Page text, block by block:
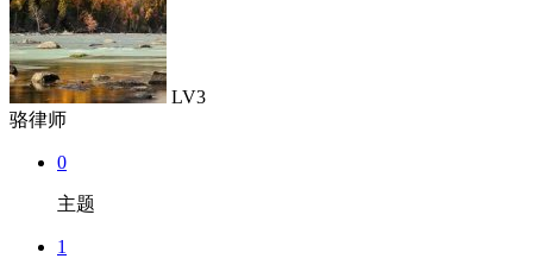
LV3
骆律师
0
主题
1